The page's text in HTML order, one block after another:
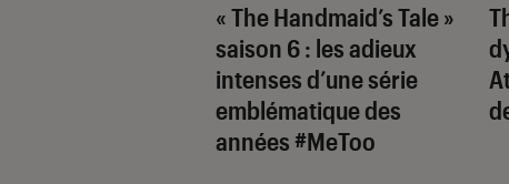
« The Handmaid’s Tale »
saison 6 : les adieux
intenses d’une série
emblématique des
années #MeToo